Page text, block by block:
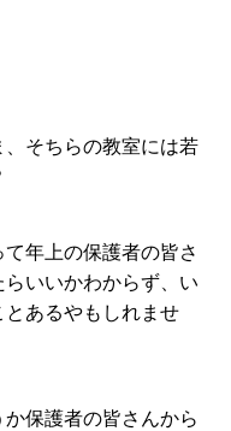
そちらの教室には若
年上の保護者の皆さ
いいかわからず、い
あるやもしれませ
保護者の皆さんから